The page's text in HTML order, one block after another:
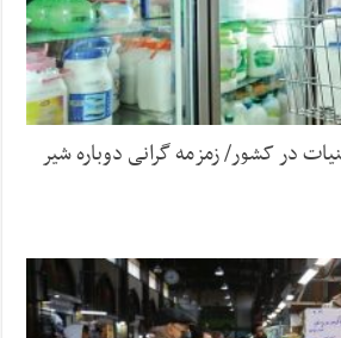
در کشور/ زمزمه گرانی دوباره شیر